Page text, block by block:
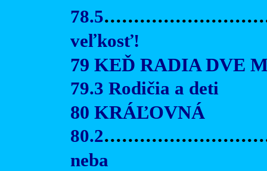
78.5
veľkosť!
79 KEĎ RADIA DVE
79.3 Rodičia a deti
80 KRÁĽOVNÁ
80.2
neba